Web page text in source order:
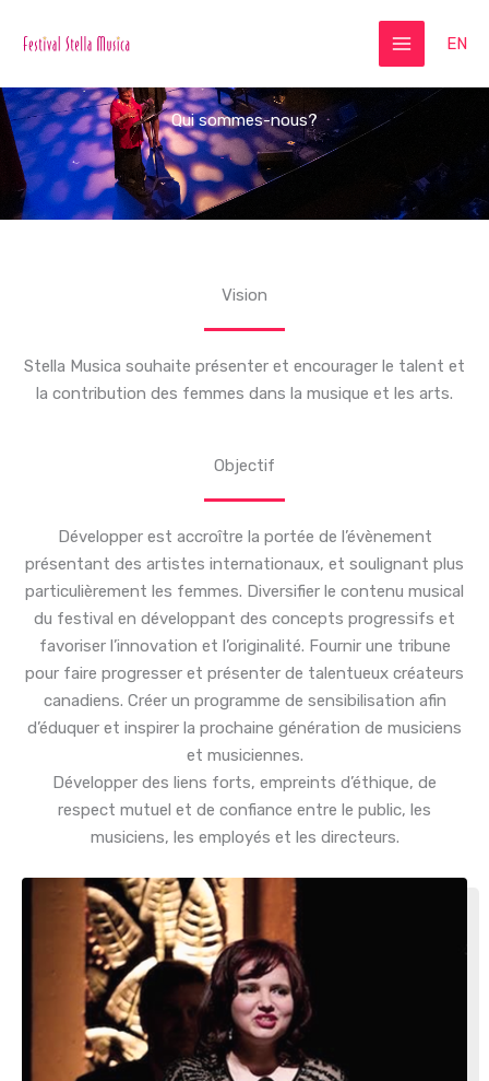
EN
Qui sommes-nous?
Vision
Stella Musica souhaite présenter et encourager le talent et
la contribution des femmes dans la musique et les arts.
Objectif
Développer est accroître la portée de l’évènement
présentant des artistes internationaux, et soulignant plus
particulièrement les femmes. Diversifier le contenu musical
du festival en développant des concepts progressifs et
favoriser l’innovation et l’originalité. Fournir une tribune
pour faire progresser et présenter de talentueux créateurs
canadiens. Créer un programme de sensibilisation afin
d’éduquer et inspirer la prochaine génération de musiciens
et musiciennes.
Développer des liens forts, empreints d’éthique, de
respect mutuel et de confiance entre le public, les
musiciens, les employés et les directeurs.